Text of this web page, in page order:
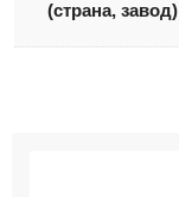
(страна, завод)